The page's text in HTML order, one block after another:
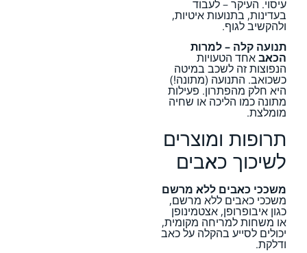
עיסוי. העיקר – לעבוד
בעדינות, בתנועות איטיות,
ולהקשיב לגוף.
תנועה קלה – למרות
הכאבאחד הטעויות
הנפוצות זה לשכב במיטה
כשכואב. התנועה (מתונה!)
היא חלק מהפתרון. פעילות
מתונה כמו הליכה או שחיה
מומלצת.
תרופות ומוצרים
לשיכוך כאבים
משככי כאבים ללא מרשם
משככי כאבים ללא מרשם,
כגון איבופרופן, אצטמינופן
או משחות למריחה מקומית,
יכולים לסייע בהקלה על כאב
ודלקת.